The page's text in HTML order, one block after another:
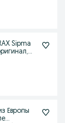
Sipma
Европы